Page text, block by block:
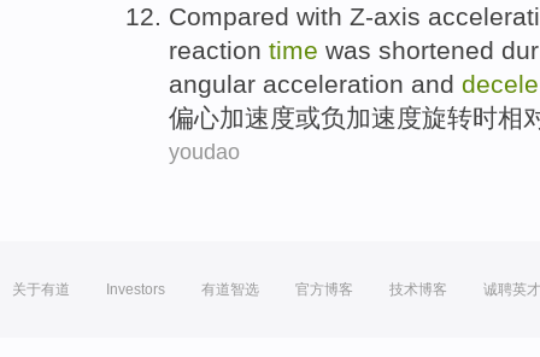
Compared with Z-axis
reaction time was shortened
angular acceleration and
偏心加速度或负加速度旋转时相
youdao
关于有道 Investors 有道智选 官方博客 技术博客 诚聘英才